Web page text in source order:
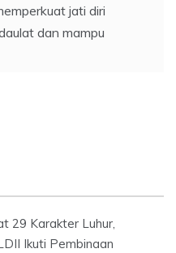
jati diri
dan mampu
29 Karakter Luhur,
Ikuti Pembinaan